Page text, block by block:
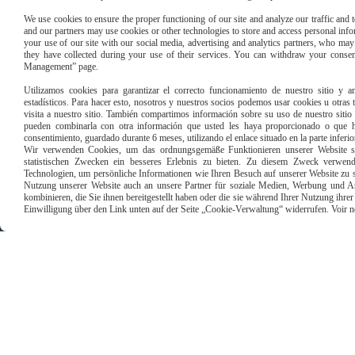
Paiement
We use cookies to ensure the proper functioning of our site and analyze our traffic
and our partners may use cookies or other technologies to store and access personal
your use of our site with our social media, advertising and analytics partners, who
they have collected during your use of their services. You can withdraw your
Management” page.
Utilizamos cookies para garantizar el correcto funcionamiento de nuestro sitio y
estadísticos. Para hacer esto, nosotros y nuestros socios podemos usar cookies u
visita a nuestro sitio. También compartimos información sobre su uso de nuestro
pueden combinarla con otra información que usted les haya proporcionado o
consentimiento, guardado durante 6 meses, utilizando el enlace situado en la parte
Wir verwenden Cookies, um das ordnungsgemäße Funktionieren unserer
statistischen Zwecken ein besseres Erlebnis zu bieten. Zu diesem Zweck
Technologien, um persönliche Informationen wie Ihren Besuch auf unserer Website
Nutzung unserer Website auch an unsere Partner für soziale Medien, Werbung und
kombinieren, die Sie ihnen bereitgestellt haben oder die sie während Ihrer Nutzung
Einwilligung über den Link unten auf der Seite „Cookie-Verwaltung“ widerrufen. Voir